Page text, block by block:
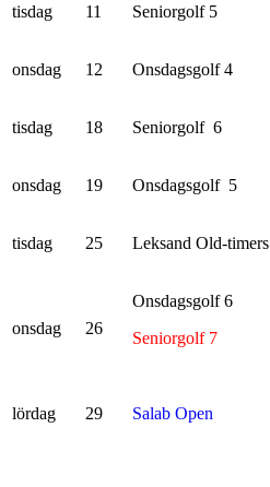
tisdag 11 Seniorgolf 5
onsdag 12 Onsdagsgolf 4
tisdag 18 Seniorgolf 6
onsdag 19 Onsdagsgolf 5
tisdag 25 Leksand Old-timers
onsdag 26
Onsdagsgolf 6
Seniorgolf 7
lördag 29 Salab Open